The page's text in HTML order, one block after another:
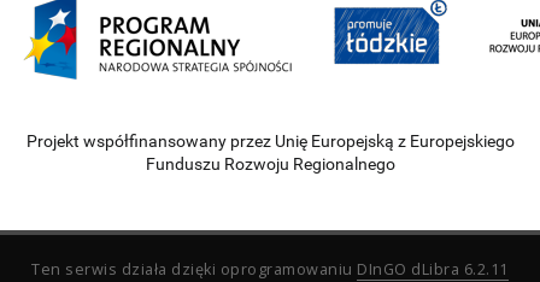
Projekt współfinansowany przez Unię Europejską z Europejskiego
Funduszu Rozwoju Regionalnego
Ten serwis działa dzięki oprogramowaniu DInGO dLibra 6.2.11